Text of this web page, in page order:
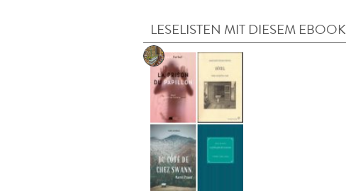
LESELISTEN MIT DIESEM EBOOK